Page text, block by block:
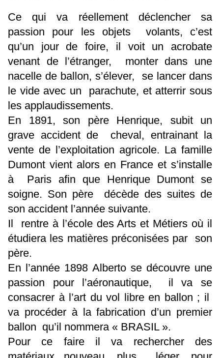
Ce qui va réellement déclencher sa
passion pour les objets volants, c’est
qu’un jour de foire, il voit un acrobate
venant de l’étranger, monter dans une
nacelle de ballon, s’élever, se lancer dans
le vide avec un parachute, et atterrir sous
les applaudissements.
En 1891, son père Henrique, subit un
grave accident de cheval, entrainant la
vente de l’exploitation agricole. La famille
Dumont vient alors en France et s’installe
à Paris afin que Henrique Dumont se
soigne. Son père décède des suites de
son accident l’année suivante.
Il rentre à l’école des Arts et Métiers où il
étudiera les matières préconisées par son
père.
En l’année 1898 Alberto se découvre une
passion pour l’aéronautique, il va se
consacrer à l’art du vol libre en ballon ; il
va procéder à la fabrication d’un premier
ballon qu’il nommera « BRASIL ».
Pour ce faire il va rechercher des